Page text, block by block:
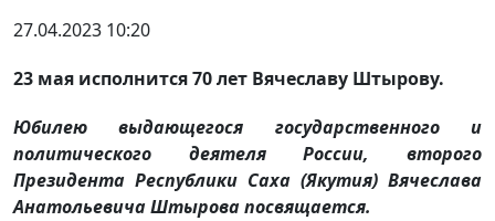
27.04.2023 10:20
23 мая исполнится 70 лет Вячеславу Штырову.
Юбилею выдающегося государственного и
политического деятеля России, второго
Президента Республики Саха (Якутия) Вячеслава
Анатольевича Штырова посвящается.